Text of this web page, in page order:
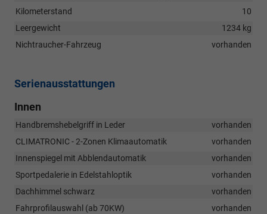
Kilometerstand
10
Leergewicht
1234 kg
Nichtraucher-Fahrzeug
vorhanden
Serienausstattungen
Innen
Handbremshebelgriff in Leder
vorhanden
CLIMATRONIC - 2-Zonen Klimaautomatik
vorhanden
Innenspiegel mit Abblendautomatik
vorhanden
Sportpedalerie in Edelstahloptik
vorhanden
Dachhimmel schwarz
vorhanden
Fahrprofilauswahl (ab 70KW)
vorhanden